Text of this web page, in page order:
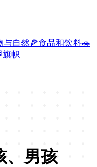
与自然🍕食品和饮料🚗
旗帜
、男孩